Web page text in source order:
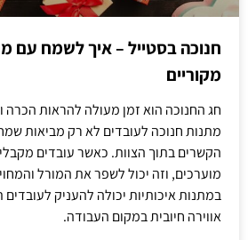
חנוכה בסטייל – איך לשמח עם
מקוריים
חג החנוכה הוא זמן מעולה להראות הכרה
מתנות חנוכה לעובדים לא רק מביאות
הקשרים בתוך הצוות. כאשר עובדים
מוערכים, וזה יכול לשפר את המורל
במתנות איכותיות יכולה להעניק לעובדים
אווירה חיובית במקום העבודה.